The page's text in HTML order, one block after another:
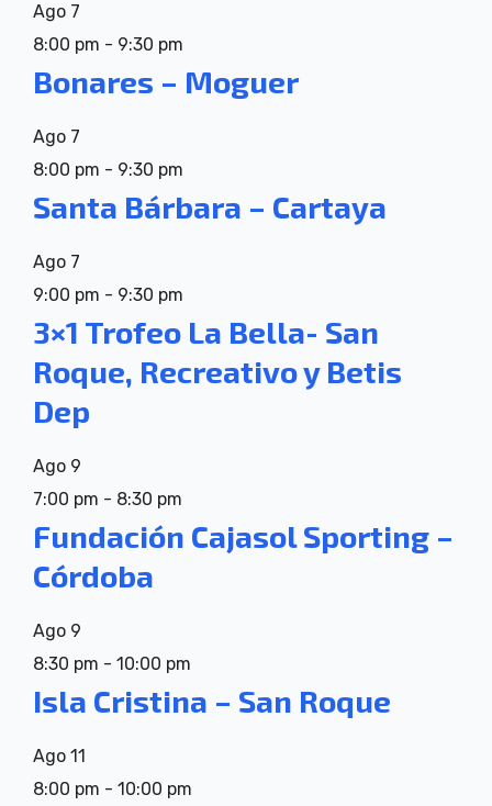
Ago 7
8:00 pm - 9:30 pm
Bonares – Moguer
Ago 7
8:00 pm - 9:30 pm
Santa Bárbara – Cartaya
Ago 7
9:00 pm - 9:30 pm
3×1 Trofeo La Bella- San
Roque, Recreativo y Betis
Dep
Ago 9
7:00 pm - 8:30 pm
Fundación Cajasol Sporting –
Córdoba
Ago 9
8:30 pm - 10:00 pm
Isla Cristina – San Roque
Ago 11
8:00 pm - 10:00 pm